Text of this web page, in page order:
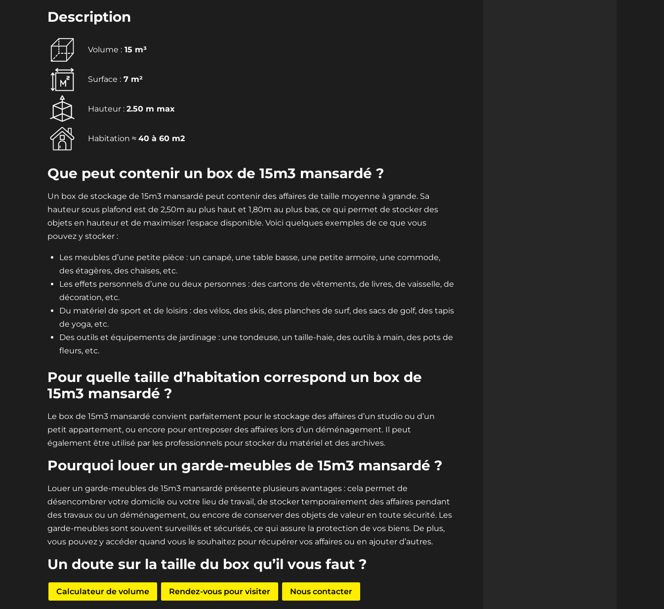
Description
Volume : 15 m³
Surface : 7 m²
Hauteur : 2.50 m max
Habitation ≈ 40 à 60 m2
Que peut contenir un box de 15m3 mansardé ?
Un box de stockage de 15m3 mansardé peut contenir des affaires de taille moyenne à grande. Sa
hauteur sous plafond est de 2,50m au plus haut et 1,80m au plus bas, ce qui permet de stocker des
objets en hauteur et de maximiser l’espace disponible. Voici quelques exemples de ce que vous
pouvez y stocker :
Les meubles d’une petite pièce : un canapé, une table basse, une petite armoire, une commode,
des étagères, des chaises, etc.
Les effets personnels d’une ou deux personnes : des cartons de vêtements, de livres, de vaisselle, de
décoration, etc.
Du matériel de sport et de loisirs : des vélos, des skis, des planches de surf, des sacs de golf, des tapis
de yoga, etc.
Des outils et équipements de jardinage : une tondeuse, un taille-haie, des outils à main, des pots de
fleurs, etc.
Pour quelle taille d’habitation correspond un box de
15m3 mansardé ?
Le box de 15m3 mansardé convient parfaitement pour le stockage des affaires d’un studio ou d’un
petit appartement, ou encore pour entreposer des affaires lors d’un déménagement. Il peut
également être utilisé par les professionnels pour stocker du matériel et des archives.
Pourquoi louer un garde-meubles de 15m3 mansardé ?
Louer un garde-meubles de 15m3 mansardé présente plusieurs avantages : cela permet de
désencombrer votre domicile ou votre lieu de travail, de stocker temporairement des affaires pendant
des travaux ou un déménagement, ou encore de conserver des objets de valeur en toute sécurité. Les
garde-meubles sont souvent surveillés et sécurisés, ce qui assure la protection de vos biens. De plus,
vous pouvez y accéder quand vous le souhaitez pour récupérer vos affaires ou en ajouter d’autres.
Un doute sur la taille du box qu’il vous faut ?
Calculateur de volume Rendez-vous pour visiter Nous contacter